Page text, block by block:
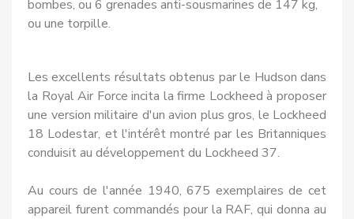
bombes, ou 6 grenades anti-sous­marines de 147 kg,
ou une torpille.
Les excellents résultats obtenus par le Hudson dans
la Royal Air Force incita la firme Lockheed à proposer
une version militaire d'un avion plus gros, le Lockheed
18 Lodestar, et l'intérêt montré par les Britanniques
conduisit au développement du Lockheed 37.
Au cours de l'année 1940, 675 exemplaires de cet
appa­reil furent commandés pour la RAF, qui donna au